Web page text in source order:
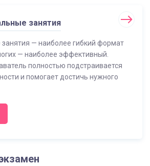
занятия
— наиболее гибкий формат
— наиболее эффективный.
полностью подстраивается
и помогает достичь нужного